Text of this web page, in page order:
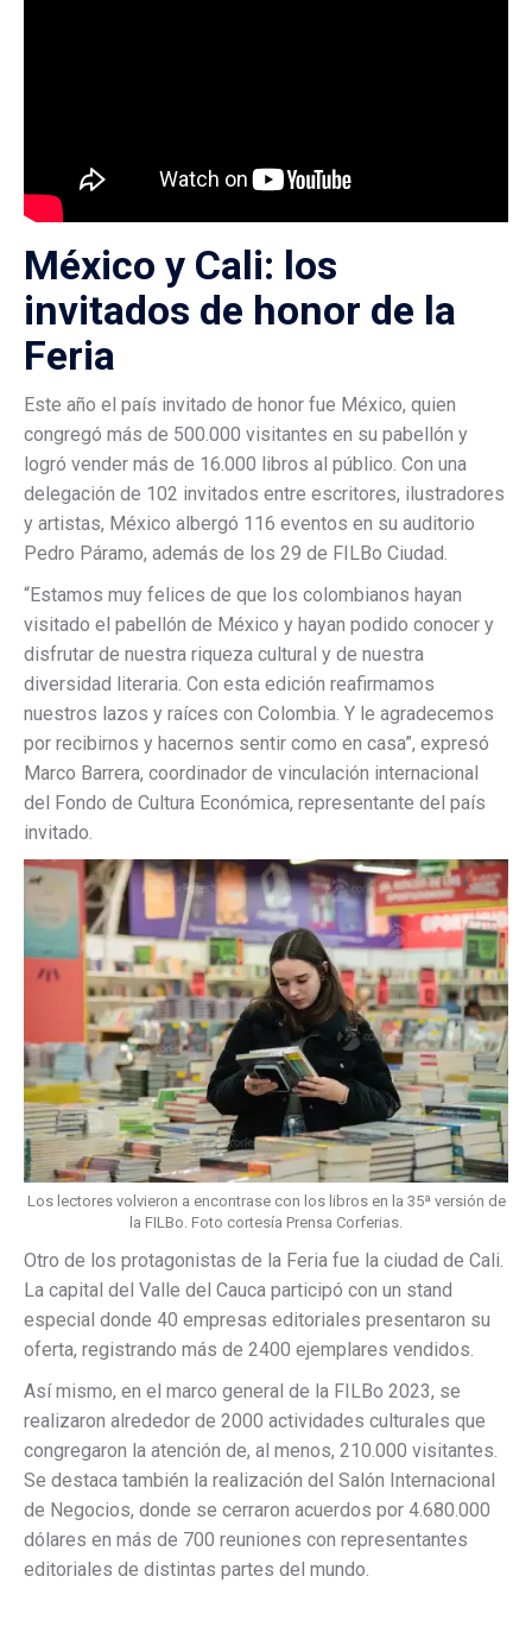
México y Cali: los
invitados de honor de la
Feria
Este año el país invitado de honor fue México, quien
congregó más de 500.000 visitantes en su pabellón y
logró vender más de 16.000 libros al público. Con una
delegación de 102 invitados entre escritores, ilustradores
y artistas, México albergó 116 eventos en su auditorio
Pedro Páramo, además de los 29 de FILBo Ciudad.
“Estamos muy felices de que los colombianos hayan
visitado el pabellón de México y hayan podido conocer y
disfrutar de nuestra riqueza cultural y de nuestra
diversidad literaria. Con esta edición reafirmamos
nuestros lazos y raíces con Colombia. Y le agradecemos
por recibirnos y hacernos sentir como en casa”, expresó
Marco Barrera, coordinador de vinculación internacional
del Fondo de Cultura Económica, representante del país
invitado.
Los lectores volvieron a encontrase con los libros en la 35ª versión de
la FILBo. Foto cortesía Prensa Corferias.
Otro de los protagonistas de la Feria fue la ciudad de Cali.
La capital del Valle del Cauca participó con un stand
especial donde 40 empresas editoriales presentaron su
oferta, registrando más de 2400 ejemplares vendidos.
Así mismo, en el marco general de la FILBo 2023, se
realizaron alrededor de 2000 actividades culturales que
congregaron la atención de, al menos, 210.000 visitantes.
Se destaca también la realización del Salón Internacional
de Negocios, donde se cerraron acuerdos por 4.680.000
dólares en más de 700 reuniones con representantes
editoriales de distintas partes del mundo.